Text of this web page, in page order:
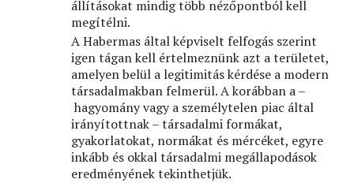
állításokat mindig több nézőpontból kell
megítélni.
A Habermas által képviselt felfogás szerint
igen tágan kell értelmeznünk azt a területet,
amelyen belül a legitimitás kérdése a modern
társadalmakban felmerül. A korábban a –
hagyomány vagy a személytelen piac által
irányítottnak – társadalmi formákat,
gyakorlatokat, normákat és mércéket, egyre
inkább és okkal társadalmi megállapodások
eredményének tekinthetjük.